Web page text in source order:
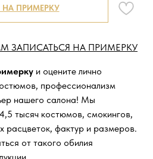
НА ПРИМЕРКУ
ЗАПИСАТЬСЯ НА ПРИМЕРКУ
и оцените лично
профессионализм
нашего салона! Мы
тысяч костюмов, смокингов,
расцветок, фактур и размеров.
от такого обилия